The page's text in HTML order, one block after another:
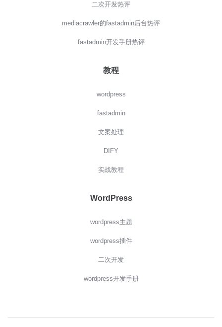
二次开发热评
mediacrawler的fastadmin后台热评
fastadmin开发手册热评
教程
wordpress
fastadmin
文案处理
DIFY
实战教程
WordPress
wordpress主题
wordpress插件
二次开发
wordpress开发手册